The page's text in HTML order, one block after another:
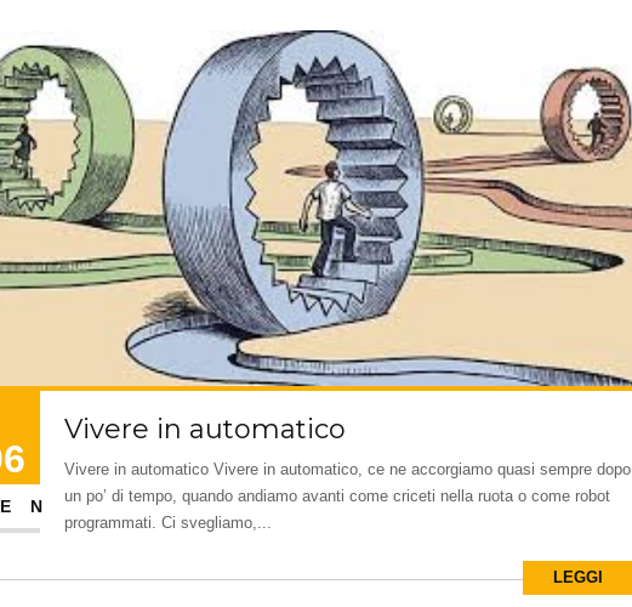
Vivere in automatico
Vivere in automatico Vivere in automatico, ce ne accorgiamo quasi sempre dopo
un po’ di tempo, quando andiamo avanti come criceti nella ruota o come robot
programmati. Ci svegliamo,...
LEGGI